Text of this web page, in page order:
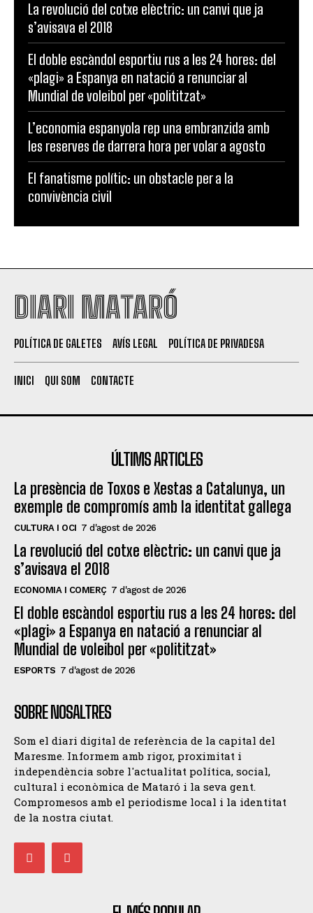
La revolució del cotxe elèctric: un canvi que ja
s’avisava el 2018
El doble escàndol esportiu rus a les 24 hores: del
«plagi» a Espanya en natació a renunciar al
Mundial de voleibol per «polititzat»
L’economia espanyola rep una embranzida amb
les reserves de darrera hora per volar a agosto
El fanatisme polític: un obstacle per a la
convivència civil
DIARI MATARÓ
POLÍTICA DE GALETES AVÍS LEGAL POLÍTICA DE PRIVADESA
INICI QUI SOM CONTACTE
ÚLTIMS ARTICLES
La presència de Toxos e Xestas a Catalunya, un
exemple de compromís amb la identitat gallega
CULTURA I OCI 7 d'agost de 2026
La revolució del cotxe elèctric: un canvi que ja
s’avisava el 2018
ECONOMIA I COMERÇ 7 d'agost de 2026
El doble escàndol esportiu rus a les 24 hores: del
«plagi» a Espanya en natació a renunciar al
Mundial de voleibol per «polititzat»
ESPORTS 7 d'agost de 2026
SOBRE NOSALTRES
Som el diari digital de referència de la capital del
Maresme. Informem amb rigor, proximitat i
independència sobre l'actualitat política, social,
cultural i econòmica de Mataró i la seva gent.
Compromesos amb el periodisme local i la identitat
de la nostra ciutat.